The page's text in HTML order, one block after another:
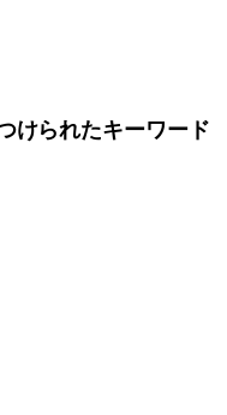
けられたキーワード